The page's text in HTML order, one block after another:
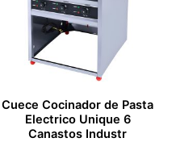
Cuece Cocinador de Pasta
Electrico Unique 6
Canastos Industr